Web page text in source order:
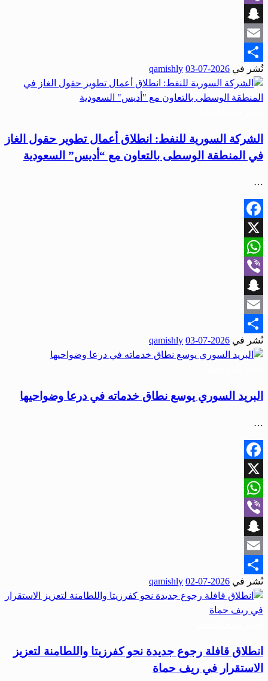
Viber
Snapchat
Email
Share
نُشر في 2026-07-03
qamishly
الشركة السورية للنفط: انطلاق أعمال تطوير حقول الغاز
في المنطقة الوسطى بالتعاون مع “أديس” السعودية
…
Facebook
X
WhatsApp
Viber
Snapchat
Email
Share
نُشر في 2026-07-03
qamishly
البريد السوري يوسع نطاق خدماته في درعا وضواحيها
…
Facebook
X
WhatsApp
Viber
Snapchat
Email
Share
نُشر في 2026-07-02
qamishly
انطلاق قافلة رجوع جديدة نحو كفرزيتا واللطامنة لتعزيز
الاستقرار في ريف حماة